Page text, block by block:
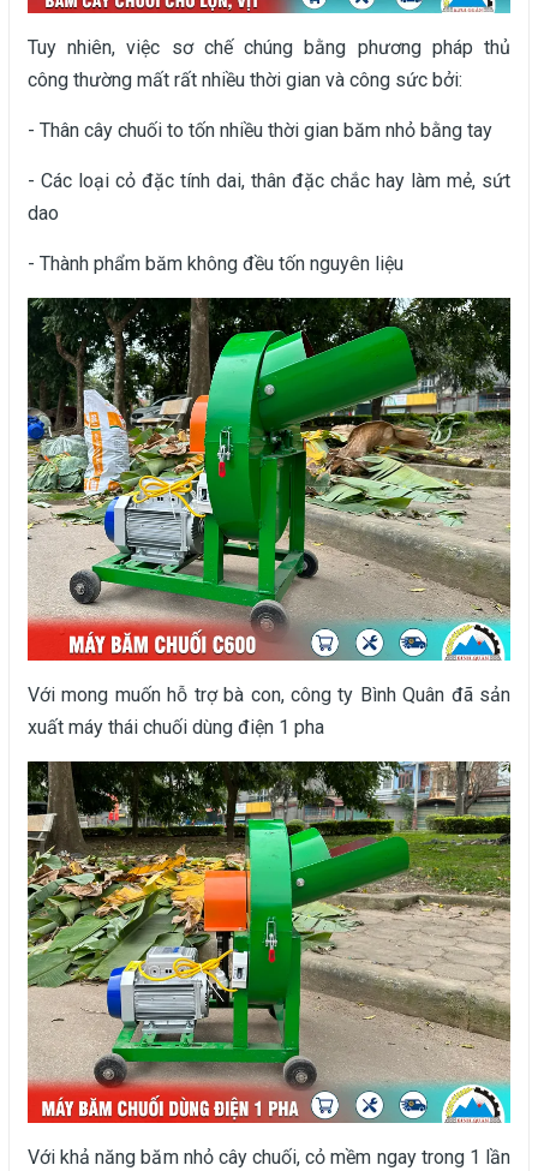
Tuy nhiên, việc sơ chế chúng bằng phương pháp thủ
công thường mất rất nhiều thời gian và công sức bởi:
- Thân cây chuối to tốn nhiều thời gian băm nhỏ bằng tay
- Các loại cỏ đặc tính dai, thân đặc chắc hay làm mẻ, sứt
dao
- Thành phẩm băm không đều tốn nguyên liệu
Với mong muốn hỗ trợ bà con, công ty Bình Quân đã sản
xuất máy thái chuối dùng điện 1 pha
Với khả năng băm nhỏ cây chuối, cỏ mềm ngay trong 1 lần